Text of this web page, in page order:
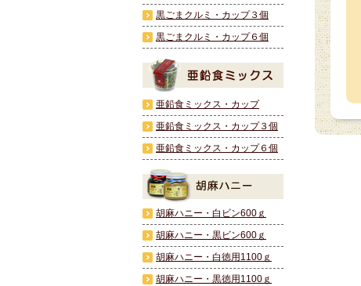
黒ごまクルミ・カップ３個
黒ごまクルミ・カップ６個
亜鉛食ミックス・カップ
亜鉛食ミックス・カップ３個
亜鉛食ミックス・カップ６個
胡麻ハニー・白ビン600ｇ
胡麻ハニー・黒ビン600ｇ
胡麻ハニー・白徳用1100ｇ
胡麻ハニー・黒徳用1100ｇ